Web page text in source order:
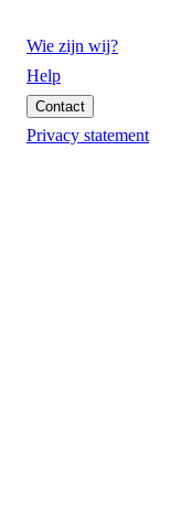
Wie zijn wij?
Help
Contact
Privacy statement